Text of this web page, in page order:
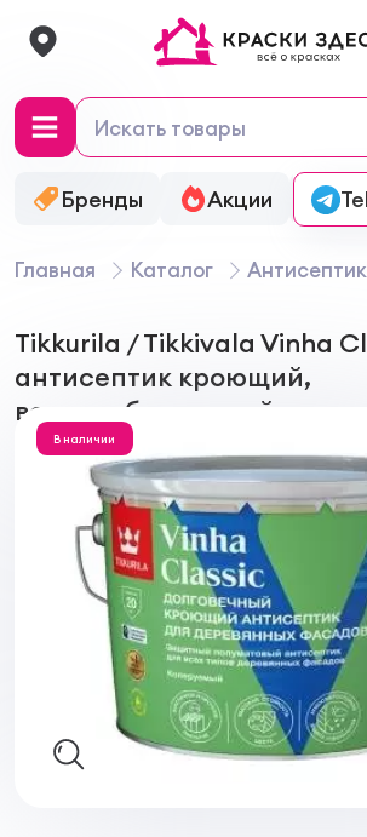
Бренды Акции
Главная Каталог
Tikkurila / Tikkivala Vinha
антисептик кроющий,
водоразбавляемый,
В наличии